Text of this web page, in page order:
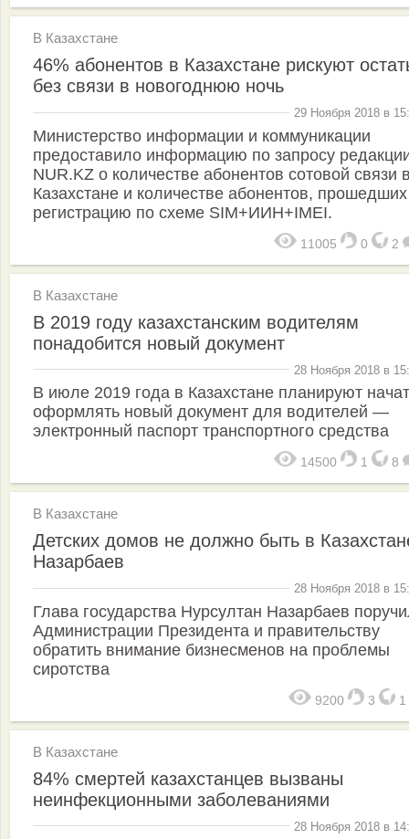
В Казахстане
46% абонентов в Казахстане рискуют
без связи в новогоднюю ночь
29 Ноября 2018 в
Министерство информации и коммуникации
предоставило информацию по запросу
NUR.KZ о количестве абонентов сотовой связи
Казахстане и количестве абонентов, прошедших
регистрацию по схеме SIM+ИИН+IMEI.
11005 0 2
В Казахстане
В 2019 году казахстанским водителям
понадобится новый документ
28 Ноября 2018 в
В июле 2019 года в Казахстане планируют
оформлять новый документ для водителей —
электронный паспорт транспортного средства
14500 1 8
В Казахстане
Детских домов не должно быть в
Назарбаев
28 Ноября 2018 в
Глава государства Нурсултан Назарбаев
Администрации Президента и правительству
обратить внимание бизнесменов на проблемы
сиротства
9200 3 1
В Казахстане
84% смертей казахстанцев вызваны
неинфекционными заболеваниями
28 Ноября 2018 в